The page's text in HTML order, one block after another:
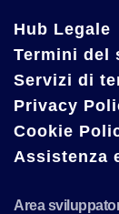
Hub Legale
Termini del
Servizi di
Privacy
Cookie
Assistenza
Area